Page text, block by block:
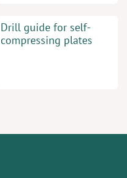
Drill guide for self-
compressing plates